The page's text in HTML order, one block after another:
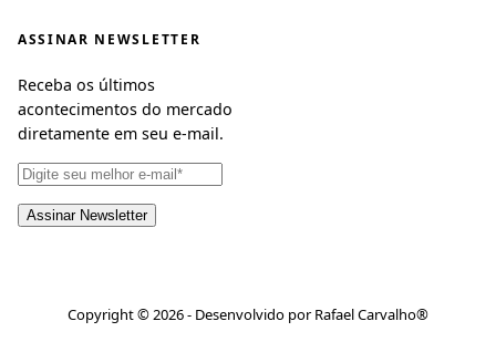
ASSINAR NEWSLETTER
Receba os últimos
acontecimentos do mercado
diretamente em seu e-mail.
Copyright © 2026 - Desenvolvido por Rafael Carvalho®